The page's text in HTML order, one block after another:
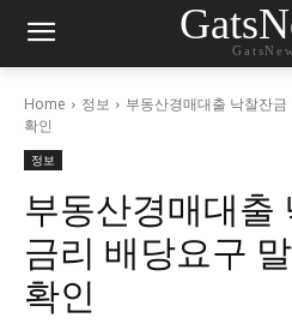
Home 정보
부동산경매대출 낙찰잔
확인
정보
부동산경매대출
금리 배당요구
확인